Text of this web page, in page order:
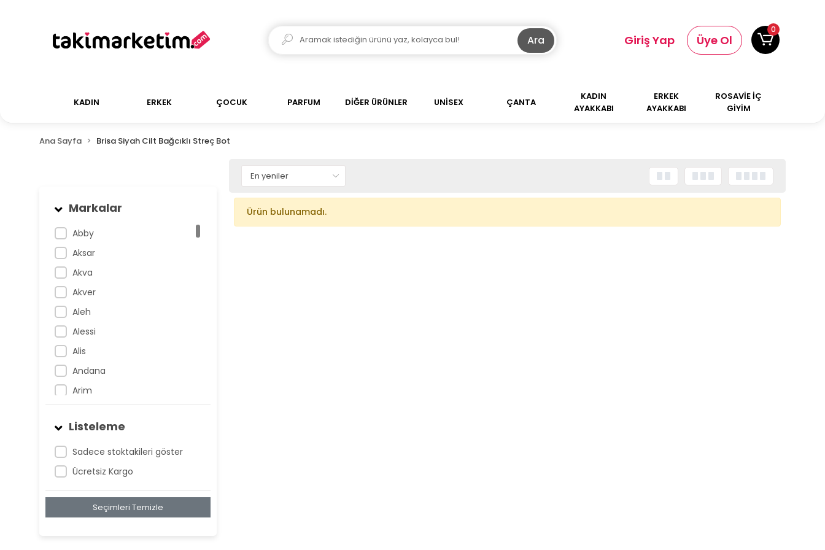
Ara Giriş Yap Üye Ol
0
KADIN ERKEK ÇOCUK PARFUM DİĞER ÜRÜNLER UNİSEX ÇANTA
KADIN
AYAKKABI
ERKEK
AYAKKABI
ROSAVİE İÇ
GİYİM
Ana Sayfa Brisa Siyah Cilt Bağcıklı Streç Bot
Markalar
Abby
Aksar
Akva
Akver
Aleh
Alessi
Alis
Andana
Arim
Atnis
Belan
Belay
Birta
Listeleme
Sadece stoktakileri göster
Ücretsiz Kargo
Seçimleri Temizle
Ürün bulunamadı.